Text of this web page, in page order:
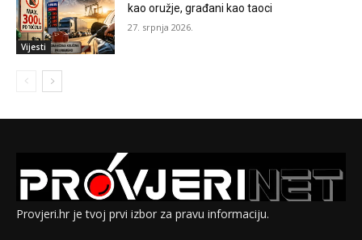
Vijesti
kao oružje, građani kao taoci
27. srpnja 2026.
Provjeri.hr je tvoj prvi izbor za pravu informaciju.